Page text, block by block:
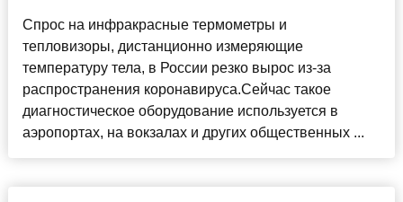
Спрос на инфракрасные термометры и
тепловизоры, дистанционно измеряющие
температуру тела, в России резко вырос из-за
распространения коронавируса.Сейчас такое
диагностическое оборудование используется в
аэропортах, на вокзалах и других общественных ...